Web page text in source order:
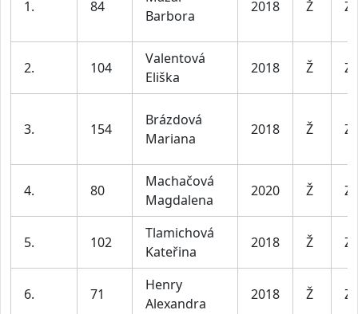
1. 84
Barbora
2018 Ž
2. 104
Valentová
Eliška
2018 Ž
3. 154
Brázdová
Mariana
2018 Ž
4. 80
Machačová
Magdalena
2020 Ž
5. 102
Tlamichová
Kateřina
2018 Ž
6. 71
Henry
Alexandra
2018 Ž